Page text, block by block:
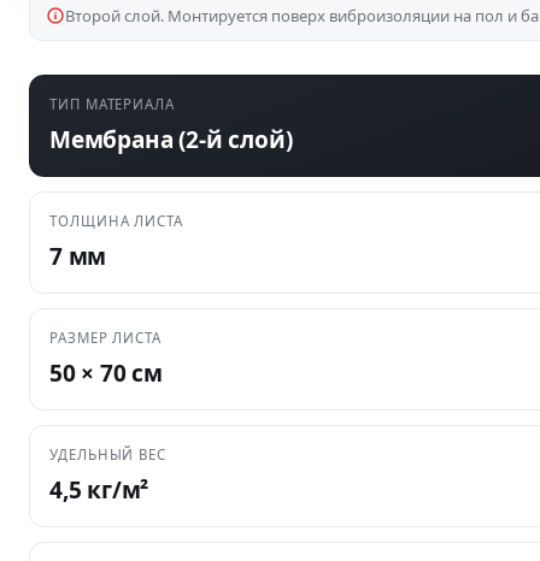
Второй слой. Монтируется поверх виброизоляции на пол и
ТИП МАТЕРИАЛА
Мембрана (2-й слой)
ТОЛЩИНА ЛИСТА
7 мм
РАЗМЕР ЛИСТА
50 × 70 см
УДЕЛЬНЫЙ ВЕС
4,5 кг/м²